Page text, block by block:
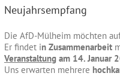
Neujahrsempfang
Die AfD-Mülheim möchten
Er findet in Zusammenarbeit
Veranstaltung am 14. Januar
Uns erwarten mehrere